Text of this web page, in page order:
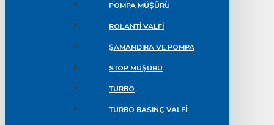
POMPA MÜŞÜRÜ
ROLANTI VALFI
ŞAMANDIRA VE POMPA
STOP MÜŞÜRÜ
TURBO
TURBO BASINÇ VALFI